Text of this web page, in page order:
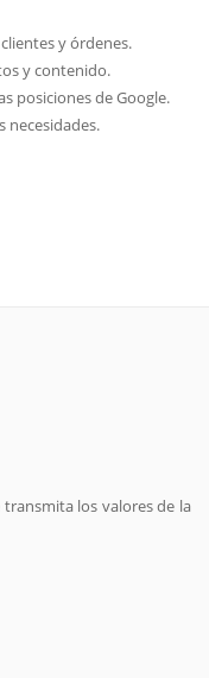
y órdenes.
y contenido.
posiciones de Google.
necesidades.
los valores de la